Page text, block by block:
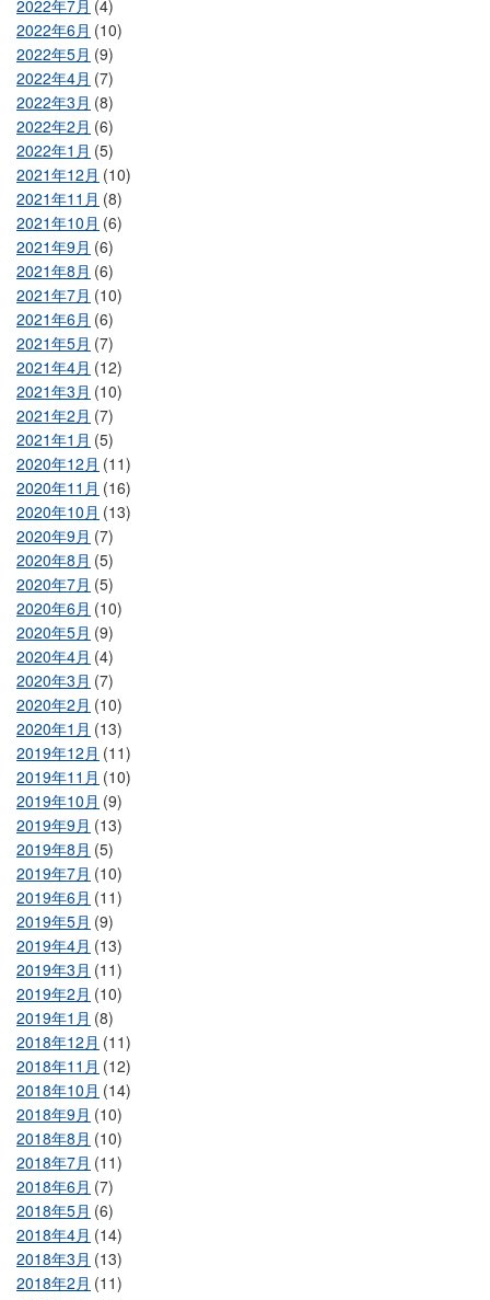
2022年7月 (4)
2022年6月 (10)
2022年5月 (9)
2022年4月 (7)
2022年3月 (8)
2022年2月 (6)
2022年1月 (5)
2021年12月 (10)
2021年11月 (8)
2021年10月 (6)
2021年9月 (6)
2021年8月 (6)
2021年7月 (10)
2021年6月 (6)
2021年5月 (7)
2021年4月 (12)
2021年3月 (10)
2021年2月 (7)
2021年1月 (5)
2020年12月 (11)
2020年11月 (16)
2020年10月 (13)
2020年9月 (7)
2020年8月 (5)
2020年7月 (5)
2020年6月 (10)
2020年5月 (9)
2020年4月 (4)
2020年3月 (7)
2020年2月 (10)
2020年1月 (13)
2019年12月 (11)
2019年11月 (10)
2019年10月 (9)
2019年9月 (13)
2019年8月 (5)
2019年7月 (10)
2019年6月 (11)
2019年5月 (9)
2019年4月 (13)
2019年3月 (11)
2019年2月 (10)
2019年1月 (8)
2018年12月 (11)
2018年11月 (12)
2018年10月 (14)
2018年9月 (10)
2018年8月 (10)
2018年7月 (11)
2018年6月 (7)
2018年5月 (6)
2018年4月 (14)
2018年3月 (13)
2018年2月 (11)